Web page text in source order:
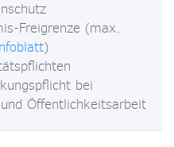
Freigrenze (max.
)
bei
Öffentlichkeitsarbeit